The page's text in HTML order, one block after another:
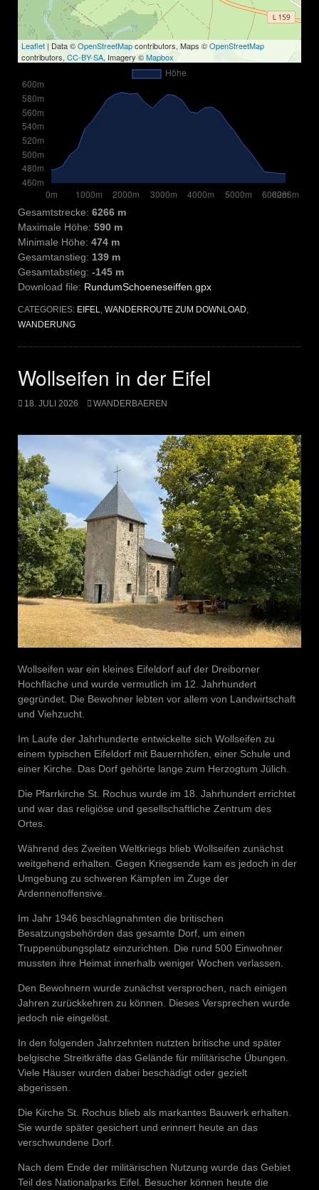
Leaflet | Data ©OpenStreetMapcontributors, Maps ©OpenStreetMap
contributors, CC-BY-SA, Imagery ©Mapbox
Gesamtstrecke: 6266 m
Maximale Höhe: 590 m
Minimale Höhe: 474 m
Gesamtanstieg: 139 m
Gesamtabstieg: -145 m
Download file: RundumSchoeneseiffen.gpx
CATEGORIES: EIFEL, WANDERROUTE ZUM DOWNLOAD,
WANDERUNG
Wollseifen in der Eifel
18. JULI 2026 WANDERBAEREN
Wollseifen war ein kleines Eifeldorf auf der Dreiborner
Hochfläche und wurde vermutlich im 12. Jahrhundert
gegründet. Die Bewohner lebten vor allem von Landwirtschaft
und Viehzucht.
Im Laufe der Jahrhunderte entwickelte sich Wollseifen zu
einem typischen Eifeldorf mit Bauernhöfen, einer Schule und
einer Kirche. Das Dorf gehörte lange zum Herzogtum Jülich.
Die Pfarrkirche St. Rochus wurde im 18. Jahrhundert errichtet
und war das religiöse und gesellschaftliche Zentrum des
Ortes.
Während des Zweiten Weltkriegs blieb Wollseifen zunächst
weitgehend erhalten. Gegen Kriegsende kam es jedoch in der
Umgebung zu schweren Kämpfen im Zuge der
Ardennenoffensive.
Im Jahr 1946 beschlagnahmten die britischen
Besatzungsbehörden das gesamte Dorf, um einen
Truppenübungsplatz einzurichten. Die rund 500 Einwohner
mussten ihre Heimat innerhalb weniger Wochen verlassen.
Den Bewohnern wurde zunächst versprochen, nach einigen
Jahren zurückkehren zu können. Dieses Versprechen wurde
jedoch nie eingelöst.
In den folgenden Jahrzehnten nutzten britische und später
belgische Streitkräfte das Gelände für militärische Übungen.
Viele Häuser wurden dabei beschädigt oder gezielt
abgerissen.
Die Kirche St. Rochus blieb als markantes Bauwerk erhalten.
Sie wurde später gesichert und erinnert heute an das
verschwundene Dorf.
Nach dem Ende der militärischen Nutzung wurde das Gebiet
Teil des Nationalparks Eifel. Besucher können heute die